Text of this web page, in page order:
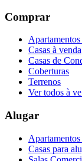
Comprar
Apartamentos
Casas à venda
Casas de
Coberturas
Terrenos
Ver todos à
Alugar
Casas para